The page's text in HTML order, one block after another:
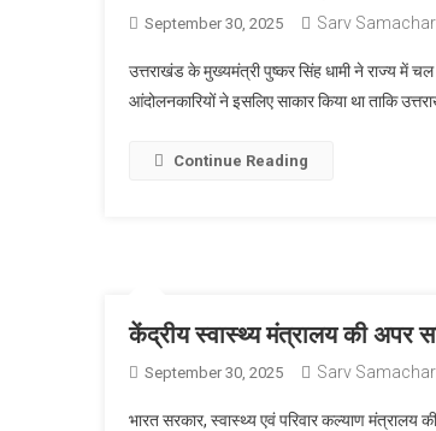
September 30, 2025 Sarv Samachar
उत्तराखंड के मुख्यमंत्री पुष्कर सिंह धामी ने राज्य में
आंदोलनकारियों ने इसलिए साकार किया था ताकि
Continue Reading
केंद्रीय स्वास्थ्य मंत्रालय की अपर
September 30, 2025 Sarv Samachar
भारत सरकार, स्वास्थ्य एवं परिवार कल्याण मंत्रालय